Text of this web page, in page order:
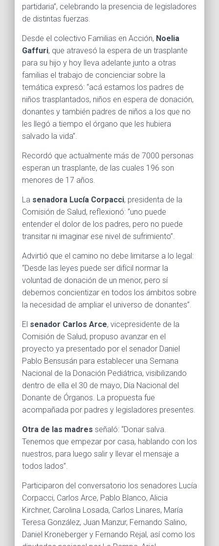
partidaria”, celebrando la presencia de legisladores
de distintas fuerzas.
Desde el colectivo Familias en Acción, Noelia
Gaffuri, que atravesó la espera de un trasplante
para su hijo y hoy lleva adelante junto a otras
familias el trabajo de concienciar sobre la
temática expresó: “acá estamos los padres de
niños trasplantados, niños en espera de donación,
donantes y también padres de niños a los que no
les llegó a tiempo el órgano que les hubiera
salvado la vida”.
Recordó que actualmente más de 7000 personas
esperan un trasplante, de las cuales 196 son
menores de 17 años.
La senadora Lucía Corpacci, presidenta de la
Comisión de Salud, reflexionó: “uno puede
entender el dolor de los padres, pero no puede
transitar ni imaginar ese nivel de sufrimiento”.
Advirtió que el camino no debe limitarse a lo legal:
“Desde las leyes puede ser difícil normar la
voluntad de donación de un menor, pero sí
debemos concientizar en todos los ámbitos sobre
la necesidad de ampliar el universo de donantes”.
El senador Carlos Arce, vicepresidente de la
Comisión de Salud, propuso avanzar en el
proyecto ya presentado por el senador Daniel
Pablo Bensusán para establecer una Semana
Nacional de la Donación Pediátrica, visibilizando
dentro de ella el 30 de mayo, Día Nacional del
Donante de Órganos. La propuesta fue
acompañada por padres y legisladores presentes.
Otra de las madres señaló: “Donar salva.
Tenemos que empezar por casa, hablando con los
nuestros, para luego salir y llevar el mensaje a
todos lados”.
Participaron del conversatorio los senadores Lucía
Corpacci, Carlos Arce, Pablo Blanco, Alicia
Kirchner, Carolina Losada, Carlos Linares, María
Teresa González, Juan Manzur, Fernando Salino,
Daniel Kroneberger y Fernando Rejal, así como los